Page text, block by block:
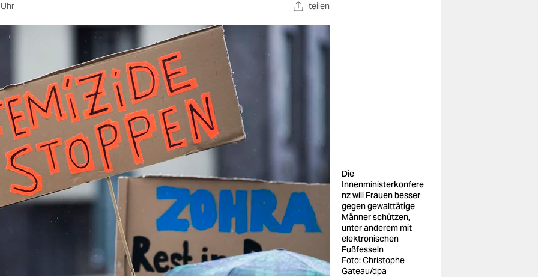
teilen
Die
Innenministerkonfere
nz will Frauen besser
gegen gewalttätige
Männer schützen,
unter anderem mit
elektronischen
Fußfesseln
Foto: Christophe
Gateau/dpa